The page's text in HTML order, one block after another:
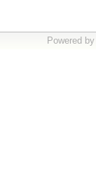
Powered by